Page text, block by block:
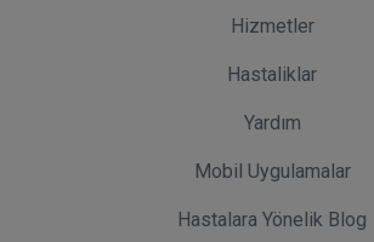
Hizmetler
Hastaliklar
Yardım
Mobil Uygulamalar
Hastalara Yönelik Blog